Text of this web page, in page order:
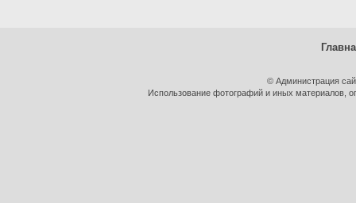
© Администрация
Использование фотографий и иных материалов,